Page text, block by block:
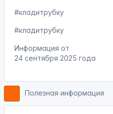
#кладитрубку
#кладитрубку
Информация от
24 сентября 2025 года
Полезная информация